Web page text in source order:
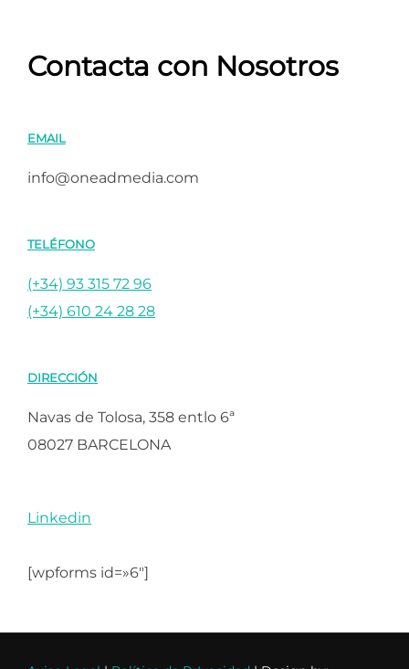
Contacta con Nosotros
EMAIL
info@oneadmedia.com
TELÉFONO
(+34) 93 315 72 96
(+34) 610 24 28 28
DIRECCIÓN
Navas de Tolosa, 358 entlo 6ª
08027 BARCELONA
Linkedin
[wpforms id=»6″]